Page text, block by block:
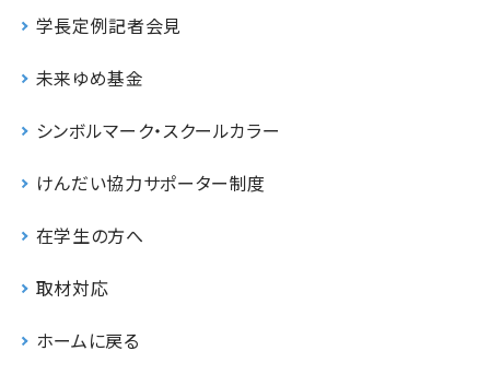
学長定例記者会見
未来ゆめ基金
シンボルマーク・スクールカラー
けんだい協力サポーター制度
在学生の方へ
取材対応
ホームに戻る